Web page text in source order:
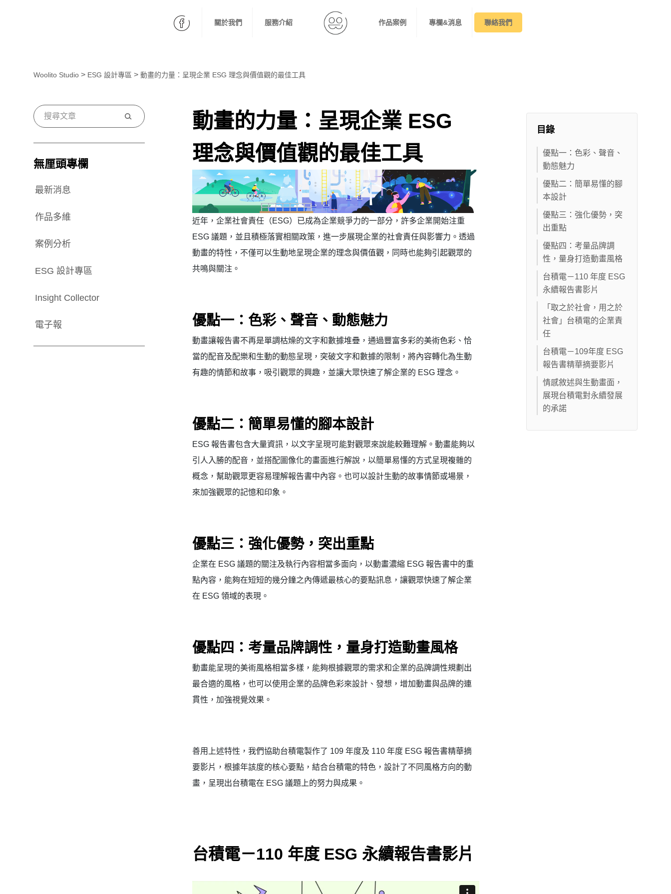
關於我們 服務介紹 作品案例 專欄&消息 聯絡我們
Woolito Studio > ESG 設計專區 >動畫的力量：呈現企業 ESG 理念與價值觀的最佳工具
搜
無厘頭專欄
最新消息
作品多維
案例分析
ESG 設計專區
Insight Collector
電子報
動畫的力量：呈現企業 ESG
理念與價值觀的最佳工具
近年，企業社會責任（ESG）已成為企業競爭力的一部分，許多企業開始注重
ESG 議題，並且積極落實相關政策，進一步展現企業的社會責任與影響力。透過
動畫的特性，不僅可以生動地呈現企業的理念與價值觀，同時也能夠引起觀眾的
共鳴與關注。
優點一：色彩、聲音、動態魅力
動畫讓報告書不再是單調枯燥的文字和數據堆疊，通過豐富多彩的美術色彩、恰
當的配音及配樂和生動的動態呈現，突破文字和數據的限制，將內容轉化為生動
有趣的情節和故事，吸引觀眾的興趣，並讓大眾快速了解企業的 ESG 理念。
優點二： 簡單易懂的腳本設計
ESG 報告書包含大量資訊，以文字呈現可能對觀眾來說能較難理解。動畫能夠以
引人入勝的配音，並搭配圖像化的畫面進行解說，以簡單易懂的方式呈現複雜的
概念，幫助觀眾更容易理解報告書中內容。也可以設計生動的故事情節或場景，
來加強觀眾的記憶和印象。
優點三：強化優勢，突出重點
企業在 ESG 議題的關注及執行內容相當多面向，以動畫濃縮 ESG 報告書中的重
點內容，能夠在短短的幾分鐘之內傳遞最核心的要點訊息，讓觀眾快速了解企業
在 ESG 領域的表現。
優點四： 考量品牌調性，量身打造動畫風格
動畫能呈現的美術風格相當多樣，能夠根據觀眾的需求和企業的品牌調性規劃出
最合適的風格，也可以使用企業的品牌色彩來設計、發想，增加動畫與品牌的連
貫性，加強視覺效果。
善用上述特性，我們協助台積電製作了 109 年度及 110 年度 ESG 報告書精華摘
要影片，根據年該度的核心要點，結合台積電的特色，設計了不同風格方向的動
畫，呈現出台積電在 ESG 議題上的努力與成果。
台積電－110 年度 ESG 永續報告書影片
目錄
優點一：色彩、聲音、
動態魅力
優點二：簡單易懂的腳
本設計
優點三：強化優勢，突
出重點
優點四：考量品牌調
性，量身打造動畫風格
台積電－110 年度 ESG
永續報告書影片
「取之於社會，用之於
社會」台積電的企業責
任
台積電－109年度 ESG
報告書精華摘要影片
情感敘述與生動畫面，
展現台積電對永續發展
的承諾